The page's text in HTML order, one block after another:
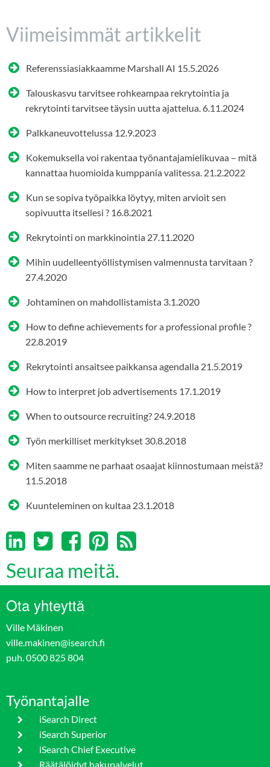
Viimeisimmät artikkelit
Referenssiasiakkaamme Marshall AI 15.5.2026
Talouskasvu tarvitsee rohkeampaa rekrytointia ja
rekrytointi tarvitsee täysin uutta ajattelua. 6.11.2024
Palkkaneuvottelussa 12.9.2023
Kokemuksella voi rakentaa työnantajamielikuvaa – mitä
kannattaa huomioida kumppania valitessa. 21.2.2022
Kun se sopiva työpaikka löytyy, miten arvioit sen
sopivuutta itsellesi ? 16.8.2021
Rekrytointi on markkinointia 27.11.2020
Mihin uudelleentyöllistymisen valmennusta tarvitaan ?
27.4.2020
Johtaminen on mahdollistamista 3.1.2020
How to define achievements for a professional profile ?
22.8.2019
Rekrytointi ansaitsee paikkansa agendalla 21.5.2019
How to interpret job advertisements 17.1.2019
When to outsource recruiting? 24.9.2018
Työn merkilliset merkitykset 30.8.2018
Miten saamme ne parhaat osaajat kiinnostumaan meistä?
11.5.2018
Kuunteleminen on kultaa 23.1.2018
Seuraa meitä.
Ota yhteyttä
Ville Mäkinen
ville.makinen@isearch.fi
puh. 0500 825 804
Työnantajalle
iSearch Direct
iSearch Superior
iSearch Chief Executive
Räätälöidyt hakupalvelut